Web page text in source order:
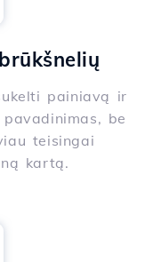
painiavą ir
be
teisingai
kartą.